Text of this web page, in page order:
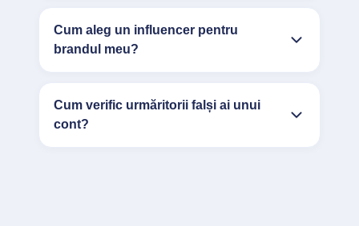
Cum aleg un influencer pentru
brandul meu?
Cum verific urmăritorii falși ai unui
cont?